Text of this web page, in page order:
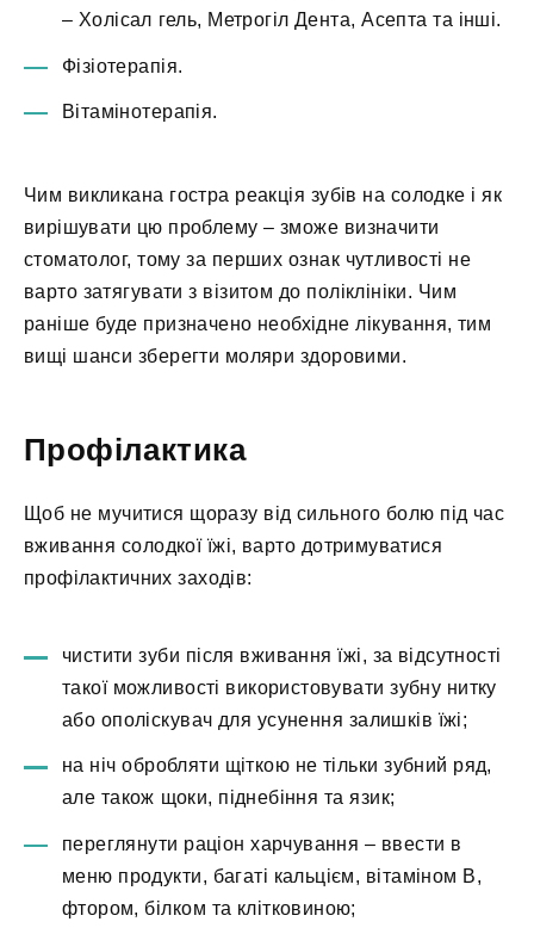
– Холісал гель, Метрогіл Дента, Асепта та інші.
Фізіотерапія.
Вітамінотерапія.
Чим викликана гостра реакція зубів на солодке і як
вирішувати цю проблему – зможе визначити
стоматолог, тому за перших ознак чутливості не
варто затягувати з візитом до поліклініки. Чим
раніше буде призначено необхідне лікування, тим
вищі шанси зберегти моляри здоровими.
Профілактика
Щоб не мучитися щоразу від сильного болю під час
вживання солодкої їжі, варто дотримуватися
профілактичних заходів:
чистити зуби після вживання їжі, за відсутності
такої можливості використовувати зубну нитку
або ополіскувач для усунення залишків їжі;
на ніч обробляти щіткою не тільки зубний ряд,
але також щоки, піднебіння та язик;
переглянути раціон харчування – ввести в
меню продукти, багаті кальцієм, вітаміном В,
фтором, білком та клітковиною;